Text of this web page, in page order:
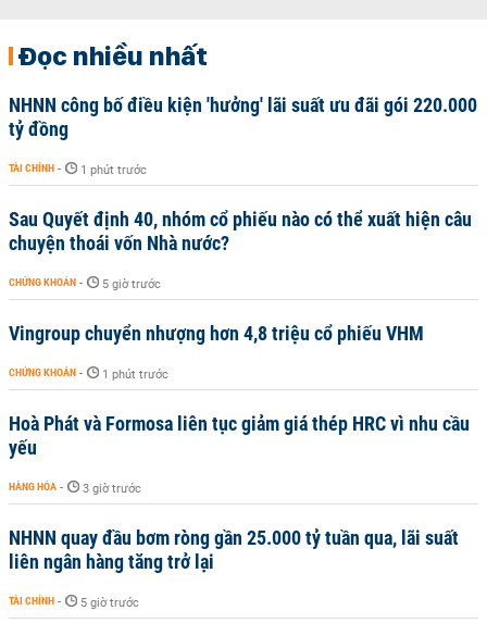
Đọc nhiều nhất
NHNN công bố điều kiện 'hưởng' lãi suất ưu đãi gói 220.000
tỷ đồng
TÀI CHÍNH - 1 phút trước
Sau Quyết định 40, nhóm cổ phiếu nào có thể xuất hiện câu
chuyện thoái vốn Nhà nước?
CHỨNG KHOÁN - 5 giờ trước
Vingroup chuyển nhượng hơn 4,8 triệu cổ phiếu VHM
CHỨNG KHOÁN - 1 phút trước
Hoà Phát và Formosa liên tục giảm giá thép HRC vì nhu cầu
yếu
HÀNG HÓA - 3 giờ trước
NHNN quay đầu bơm ròng gần 25.000 tỷ tuần qua, lãi suất
liên ngân hàng tăng trở lại
TÀI CHÍNH - 5 giờ trước